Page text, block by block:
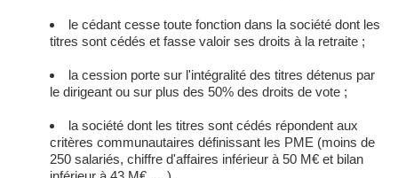
le cédant cesse toute fonction dans la société dont les
titres sont cédés et fasse valoir ses droits à la retraite ;
la cession porte sur l'intégralité des titres détenus par
le dirigeant ou sur plus des 50% des droits de vote ;
la société dont les titres sont cédés répondent aux
critères communautaires définissant les PME (moins de
250 salariés, chiffre d'affaires inférieur à 50 M€ et bilan